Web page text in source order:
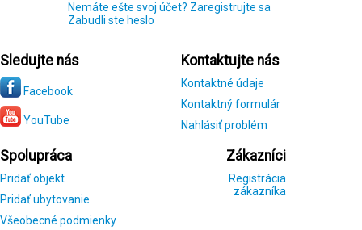
Nemáte ešte svoj účet? Zaregistrujte sa
Zabudli ste heslo
Sledujte nás
Facebook
YouTube
Kontaktujte nás
Kontaktné údaje
Kontaktný formulár
Nahlásiť problém
Spolupráca
Pridať objekt
Pridať ubytovanie
Všeobecné podmienky
Zákazníci
Registrácia
zákazníka